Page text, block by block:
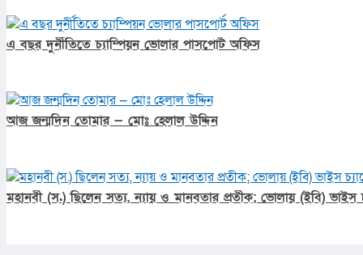
এ বছর দুর্নীতিতে চ্যাম্পিয়ন ভোলার পাসপোর্ট অফিস
আজ জন্মদিন তোমার — মোঃ হেলাল উদ্দিন
মহানবী (স.) ছিলেন সত্য, ন্যায় ও মানবতার প্রতীক; ভোলায় (ইবি) ভাইস